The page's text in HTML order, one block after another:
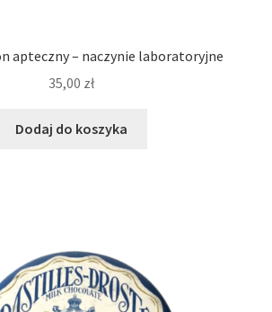
apteczny – naczynie laboratoryjne
35,00 zł
Dodaj do koszyka